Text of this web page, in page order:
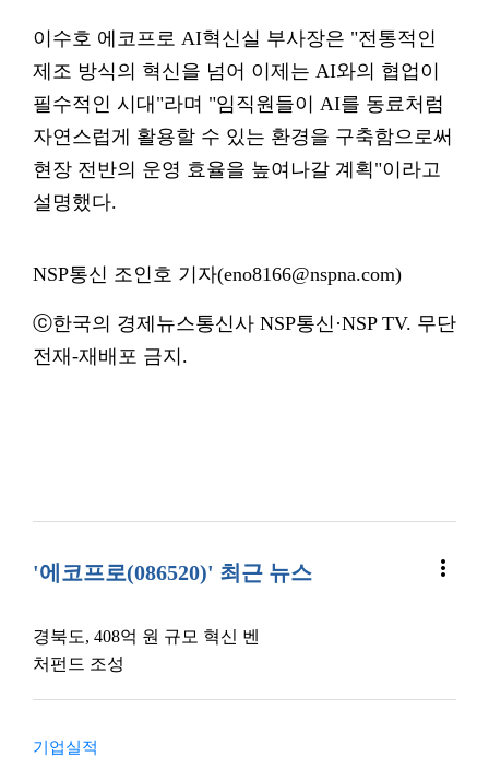
이수호 에코프로 AI혁신실 부사장은 "전통적인
제조 방식의 혁신을 넘어 이제는 AI와의 협업이
필수적인 시대"라며 "임직원들이 AI를 동료처럼
자연스럽게 활용할 수 있는 환경을 구축함으로써
현장 전반의 운영 효율을 높여나갈 계획"이라고
설명했다.
NSP통신 조인호 기자(eno8166@nspna.com)
ⓒ한국의 경제뉴스통신사 NSP통신·NSP TV. 무단
전재-재배포 금지.
'에코프로(086520)' 최근 뉴스 more_vert
경북도, 408억 원 규모 혁신 벤
처펀드 조성
기업실적